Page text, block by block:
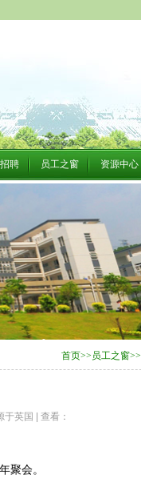
聘 员工之窗 资源中心
首页>> 员工之窗>>
英国 | 查看：
聚会。